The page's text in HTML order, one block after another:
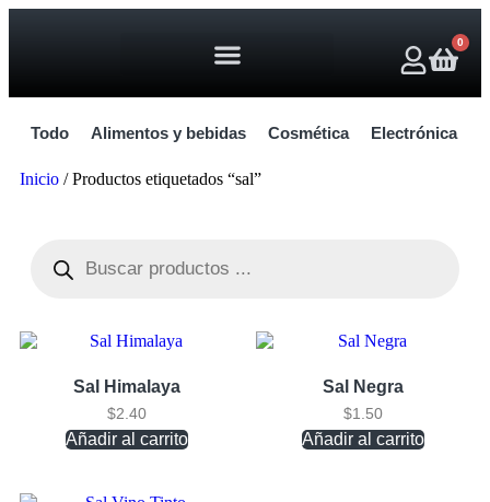
0
Todo Alimentos y bebidas Cosmética Electrónica
Inicio / Productos etiquetados “sal”
Sal Himalaya
$2.40
Añadir al carrito
Sal Negra
$1.50
Añadir al carrito